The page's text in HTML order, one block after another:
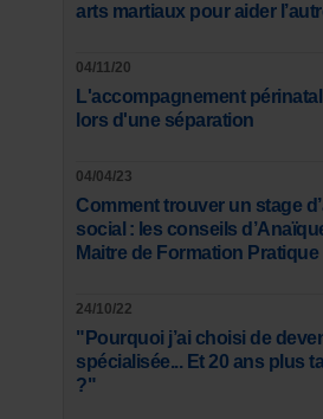
arts martiaux pour aider
04/11/20
L'accompagnement
lors d'une séparation
04/04/23
Comment trouver un stage
social : les conseils
Maitre de Formation Pratique
24/10/22
"Pourquoi j’ai choisi de
spécialisée... Et 20 ans plus
?"